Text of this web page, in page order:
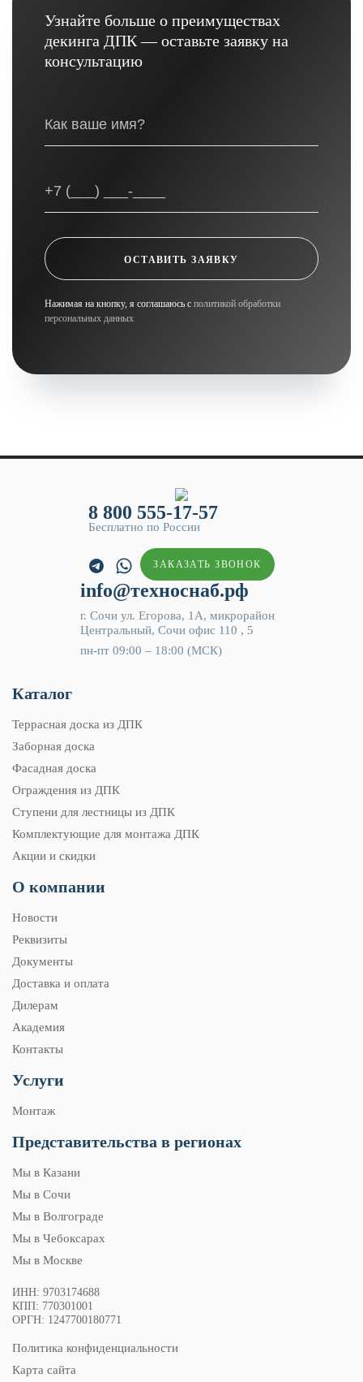
Узнайте больше о преимуществах
декинга ДПК — оставьте заявку на
консультацию
ОСТАВИТЬ ЗАЯВКУ
Нажимая на кнопку, я соглашаюсь с политикой обработки
персональных данных
8 800 555-17-57
Бесплатно по России
ЗАКАЗАТЬ ЗВОНОК
info@техноснаб.рф
г. Сочи ул. Егорова, 1А, микрорайон
Центральный, Сочи офис 110 , 5
пн-пт 09:00 – 18:00 (МСК)
Каталог
Террасная доска из ДПК
Заборная доска
Фасадная доска
Ограждения из ДПК
Ступени для лестницы из ДПК
Комплектующие для монтажа ДПК
Акции и скидки
О компании
Новости
Реквизиты
Документы
Доставка и оплата
Дилерам
Академия
Контакты
Услуги
Монтаж
Представительства в регионах
Мы в Казани
Мы в Сочи
Мы в Волгограде
Мы в Чебоксарах
Мы в Москве
ИНН: 9703174688
КПП: 770301001
ОРГН: 1247700180771
Политика конфиденциальности
Карта сайта